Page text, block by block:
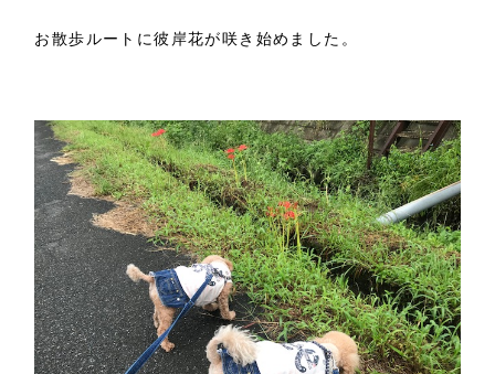
お散歩ルートに彼岸花が咲き始めました。